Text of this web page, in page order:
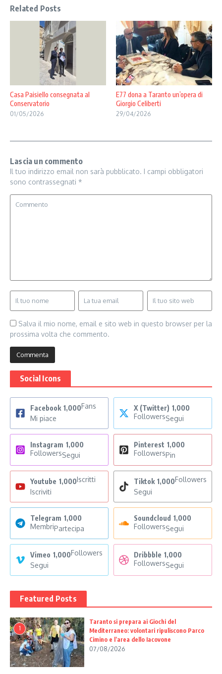
Related Posts
Casa Paisiello consegnata al
Conservatorio
01/05/2026
E77 dona a Taranto un’opera di
Giorgio Celiberti
29/04/2026
Lascia un commento
Il tuo indirizzo email non sarà pubblicato. I campi obbligatori
sono contrassegnati *
Salva il mio nome, email e sito web in questo browser per la
prossima volta che commento.
Social Icons
Facebook 1,000Fans
Mi piace
X (Twitter) 1,000
FollowersSegui
Instagram 1,000
FollowersSegui
Pinterest 1,000
FollowersPin
Youtube 1,000Iscritti
Iscriviti
Tiktok 1,000Followers
Segui
Telegram 1,000
MembriPartecipa
Soundcloud 1,000
FollowersSegui
Vimeo 1,000Followers
Segui
Dribbble 1,000
FollowersSegui
Featured Posts
1
Taranto si prepara ai Giochi del
Mediterraneo: volontari ripuliscono Parco
Cimino e l’area dello Iacovone
07/08/2026